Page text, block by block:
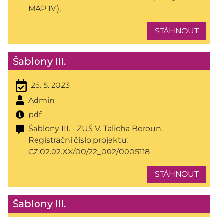
MAP IV.),
STÁHNOUT
Šablony III.
26. 5. 2023
Admin
pdf
Šablony III. - ZUŠ V. Talicha Beroun.
Registrační číslo projektu:
CZ.02.02.XX/00/22_002/0005118
STÁHNOUT
Šablony III.